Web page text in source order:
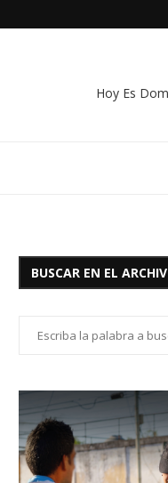
VIVIENDA Y CREDITO DE EL
COMUNICADO
Hoy Es
BUSCAR EN EL